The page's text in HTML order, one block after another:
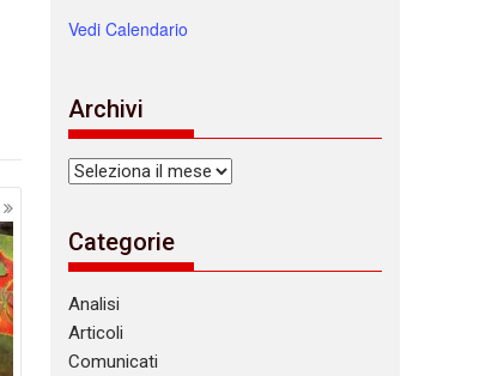
Vedi Calendario
Archivi
Archivi
Categorie
Analisi
Articoli
Comunicati